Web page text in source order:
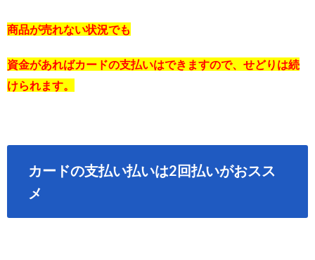
商品が売れない状況でも
資金があればカードの支払いはできますので、せどりは続
けられます。
カードの支払い払いは2回払いがおスス
メ